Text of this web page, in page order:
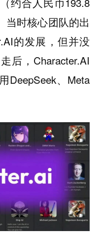
当时核心团队的出
的发展，但并没
后，Character.AI
DeepSeek、Meta